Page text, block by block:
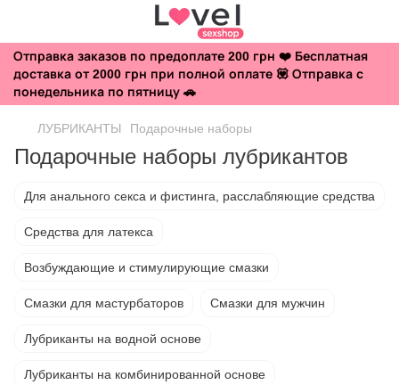
Отправка заказов по предоплате 200 грн ❤️ Бесплатная
доставка от 2000 грн при полной оплате 💟 Отправка с
понедельника по пятницу 🚗
ЛУБРИКАНТЫ Подарочные наборы
Подарочные наборы лубрикантов
Для анального секса и фистинга, расслабляющие средства
Средства для латекса
Возбуждающие и стимулирующие смазки
Смазки для мастурбаторов Смазки для мужчин
Лубриканты на водной основе
Лубриканты на комбинированной основе